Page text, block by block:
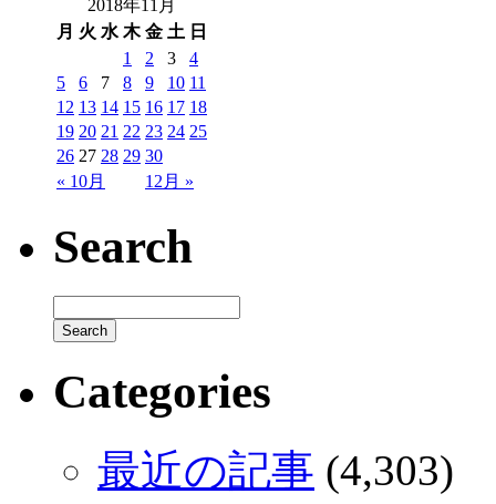
2018年11月
月 火 水 木 金 土 日
« 10月 12月 »
1 2 3
4
5
6 7 8 9 10 11
12 13 14 15 16 17 18
19 20 21 22 23 24 25
26 27 28 29 30
Search
Categories
最近の記事 (4,303)